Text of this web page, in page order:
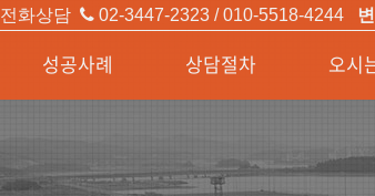
전화상담 02-3447-2323 / 010-5518-4244
성공사례 상담절차 오시